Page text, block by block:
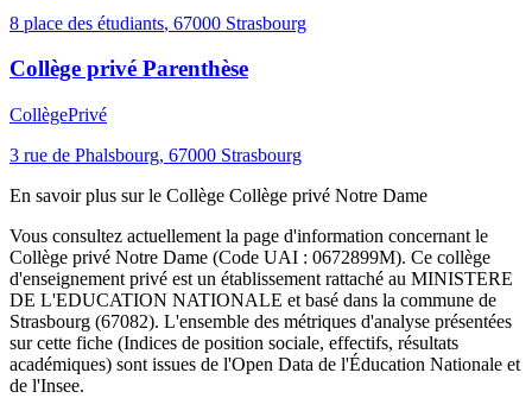
8 place des étudiants, 67000 Strasbourg
Collège privé Parenthèse
CollègePrivé
3 rue de Phalsbourg, 67000 Strasbourg
En savoir plus sur le Collège Collège privé Notre Dame
Vous consultez actuellement la page d'information concernant le
Collège privé Notre Dame (Code UAI : 0672899M). Ce collège
d'enseignement privé est un établissement rattaché au MINISTERE
DE L'EDUCATION NATIONALE et basé dans la commune de
Strasbourg (67082). L'ensemble des métriques d'analyse présentées
sur cette fiche (Indices de position sociale, effectifs, résultats
académiques) sont issues de l'Open Data de l'Éducation Nationale et
de l'Insee.